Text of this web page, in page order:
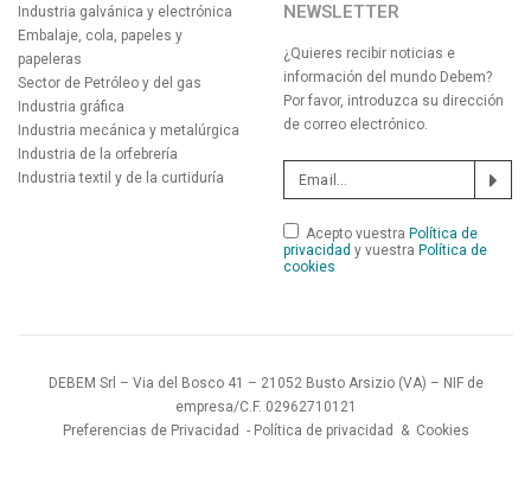
Industria galvánica y electrónica
Embalaje, cola, papeles y
papeleras
Sector de Petróleo y del gas
Industria gráfica
Industria mecánica y metalúrgica
Industria de la orfebrería
Industria textil y de la curtiduría
NEWSLETTER
¿Quieres recibir noticias e
información del mundo Debem?
Por favor, introduzca su dirección
de correo electrónico.
Acepto vuestra Política de
privacidad y vuestra Política de
cookies
DEBEM Srl – Via del Bosco 41 – 21052 Busto Arsizio (VA) – NIF de
empresa/C.F. 02962710121
Preferencias de Privacidad - Política de privacidad & Cookies